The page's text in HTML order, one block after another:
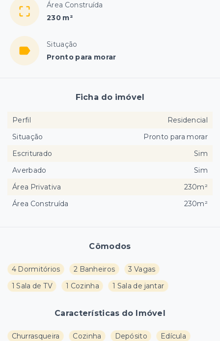
Área Construída
230 m²
Situação
Pronto para morar
Cômodos
4 Dormitórios 2 Banheiros
3 Vagas
1 Sala de TV
1 Cozinha 1 Sala de jantar
Características do Imóvel
Churrasqueira Cozinha Depósito
Edícula
Ficha do imóvel
Perfil
Residencial
Situação
Pronto para morar
Escriturado
Sim
Averbado
Sim
Área Privativa
230m²
Área Construída
230m²